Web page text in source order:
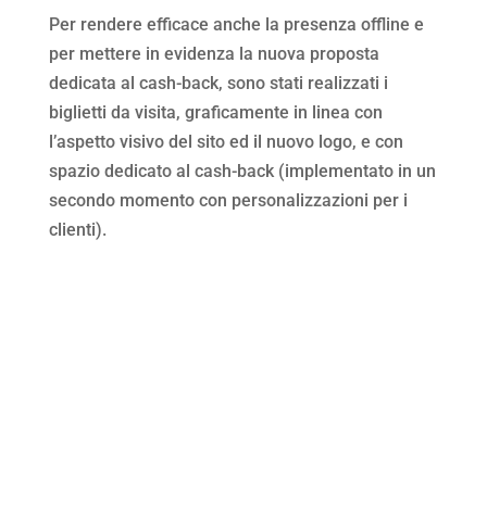
Per rendere efficace anche la presenza offline e
per mettere in evidenza la nuova proposta
dedicata al cash-back, sono stati realizzati i
biglietti da visita, graficamente in linea con
l’aspetto visivo del sito ed il nuovo logo, e con
spazio dedicato al cash-back (implementato in un
secondo momento con personalizzazioni per i
clienti).